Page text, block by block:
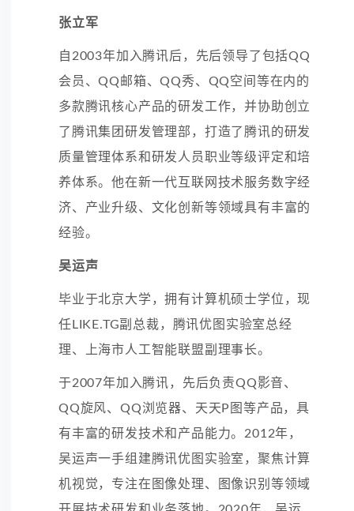
张立军
自2003年加入腾讯后，先后领导了包括QQ
会员、QQ邮箱、QQ秀、QQ空间等在内的
多款腾讯核心产品的研发工作，并协助创立
了腾讯集团研发管理部，打造了腾讯的研发
质量管理体系和研发人员职业等级评定和培
养体系。他在新一代互联网技术服务数字经
济、产业升级、文化创新等领域具有丰富的
经验。
吴运声
毕业于北京大学，拥有计算机硕士学位，现
任LIKE.TG副总裁，腾讯优图实验室总经
理、上海市人工智能联盟副理事长。
于2007年加入腾讯，先后负责QQ影音、
QQ旋风、QQ浏览器、天天P图等产品，具
有丰富的研发技术和产品能力。2012年，
吴运声一手组建腾讯优图实验室，聚焦计算
机视觉 ，专注在 图像处理、图像识别等领域